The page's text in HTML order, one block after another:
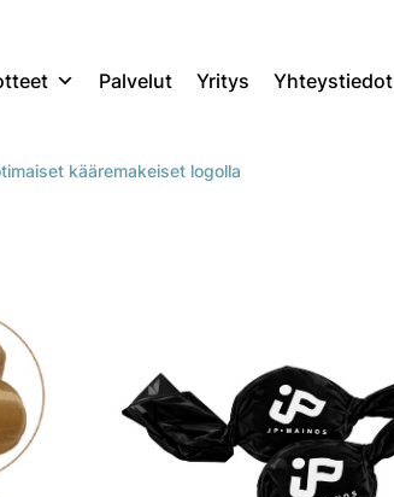
Palvelut Yritys Yhteystiedot
kääremakeiset logolla